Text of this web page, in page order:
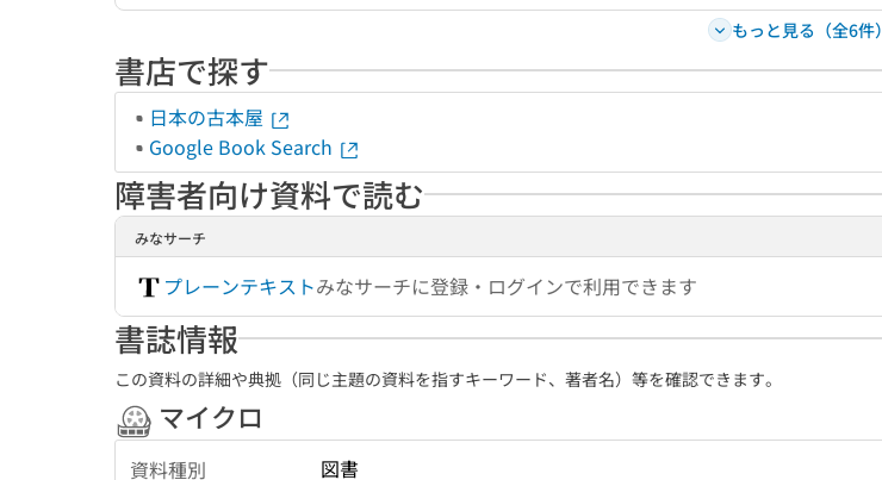
もっと見る（全6件）
書店で探す
日本の古本屋
Google Book Search
障害者向け資料で読む
みなサーチ
プレーンテキストみなサーチに登録・ログインで利用できます
書誌情報
この資料の詳細や典拠（同じ主題の資料を指すキーワード、著者名）等を確認できます。
マイクロ
資料種別 図書